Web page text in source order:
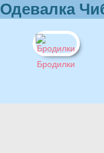
Одевалка
Бродилки